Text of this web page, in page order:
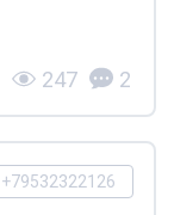
247 2
+79532322126